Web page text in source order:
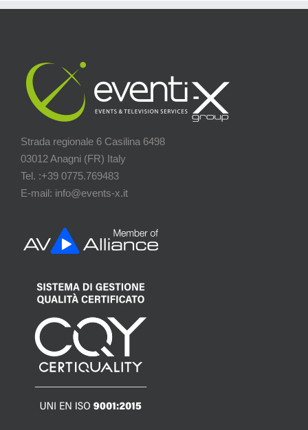
Strada regionale 6 Casilina 6498
03012 Anagni (FR) Italy
Tel. :+39 0775.769483
E-mail: info@events-x.it